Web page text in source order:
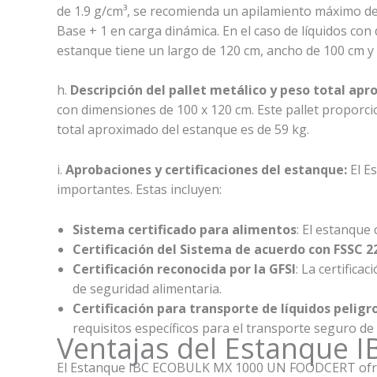
de 1.9 g/cm³, se recomienda un apilamiento máximo
Base + 1 en carga dinámica. En el caso de líquidos
estanque tiene un largo de 120 cm, ancho de 100 cm y
h. Descripción del pallet metálico y peso total
con dimensiones de 100 x 120 cm. Este pallet
total aproximado del estanque es de 59 kg.
i. Aprobaciones y certificaciones del estanque: El
importantes. Estas incluyen:
Sistema certificado para alimentos: El
Certificación del Sistema de acuerdo con FSSC
Certificación reconocida por la GFSI: La
de seguridad alimentaria.
Certificación para transporte de líquidos
requisitos específicos para el transporte seguro
Ventajas del Estanque
El Estanque IBC ECOBULK MX 1000 UN